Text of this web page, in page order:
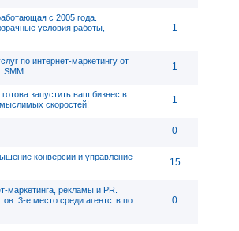
с 2005 года.
условия работы,
1
по интернет-маркетингу от
SMM
1
запустить ваш бизнес в
скоростей!
1
0
конверсии и управление
15
маркетинга, рекламы и PR.
3-е место среди агентств по
0